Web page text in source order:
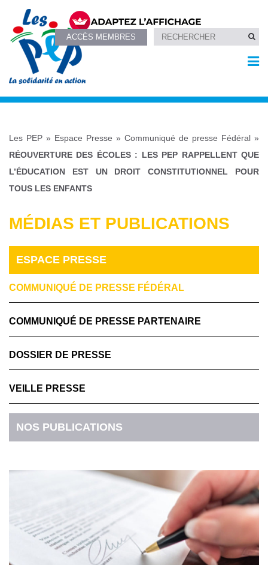
ACCÈS MEMBRES
Les PEP » Espace Presse » Communiqué de presse Fédéral »
RÉOUVERTURE DES ÉCOLES : LES PEP RAPPELLENT QUE
L’ÉDUCATION EST UN DROIT CONSTITUTIONNEL POUR
TOUS LES ENFANTS
MÉDIAS ET PUBLICATIONS
ESPACE PRESSE
COMMUNIQUÉ DE PRESSE FÉDÉRAL
COMMUNIQUÉ DE PRESSE PARTENAIRE
DOSSIER DE PRESSE
VEILLE PRESSE
NOS PUBLICATIONS